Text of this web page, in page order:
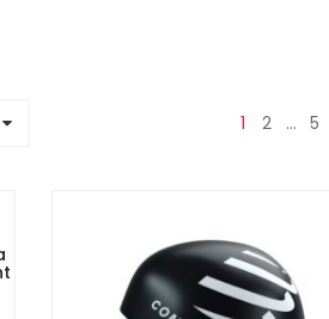
1 2 … 5